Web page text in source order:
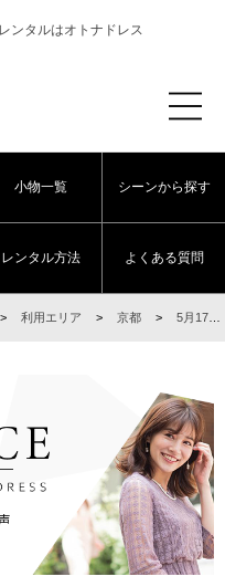
ンタルはオトナドレス
小物一覧 シーンから探す
レンタル方法 よくある質問
> 利用エリア > 京都 > 5月17日 結婚式ご利用 京都府エリア｜CR1-339MUS-M（3点セット(バッグ)）